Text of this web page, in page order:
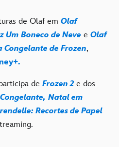
de Olaf em Olaf
Um Boneco de Neve e Olaf
Congelante de Frozen,
de Frozen 2e dos
Natal em
Recortes de Papel